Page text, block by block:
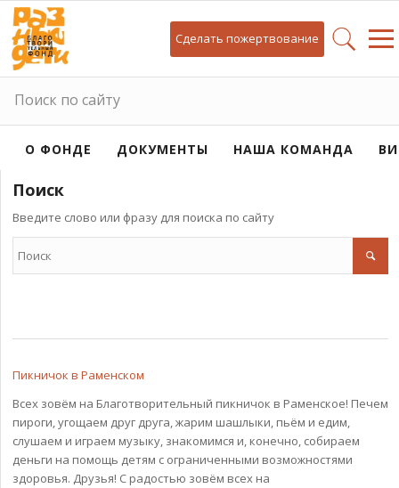
Сделать пожертвование
Поиск по сайту
О ФОНДЕ ДОКУМЕНТЫ НАША КОМАНДА
Поиск
Введите слово или фразу для поиска по сайту
Пикничок в Раменском
Всех зовём на Благотворительный пикничок в Раменское! Печем
пироги, угощаем друг друга, жарим шашлыки, пьём и едим,
слушаем и играем музыку, знакомимся и, конечно, собираем
деньги на помощь детям с ограниченными возможностями
здоровья. Друзья! С радостью зовём всех на